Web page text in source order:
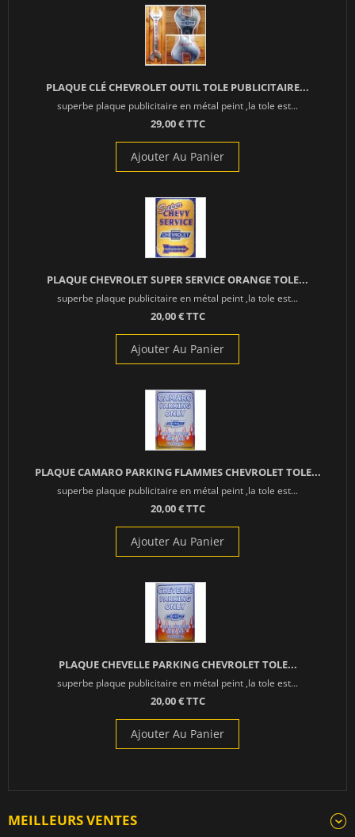
PLAQUE CLÉ CHEVROLET OUTIL TOLE PUBLICITAIRE...
superbe plaque publicitaire en métal peint ,la tole est...
29,00 € TTC
Ajouter Au Panier
PLAQUE CHEVROLET SUPER SERVICE ORANGE TOLE...
superbe plaque publicitaire en métal peint ,la tole est...
20,00 € TTC
Ajouter Au Panier
PLAQUE CAMARO PARKING FLAMMES CHEVROLET TOLE...
superbe plaque publicitaire en métal peint ,la tole est...
20,00 € TTC
Ajouter Au Panier
PLAQUE CHEVELLE PARKING CHEVROLET TOLE...
superbe plaque publicitaire en métal peint ,la tole est...
20,00 € TTC
Ajouter Au Panier
MEILLEURS VENTES